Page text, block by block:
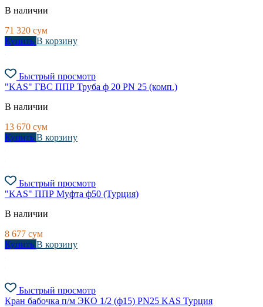
В наличии
71 320 сум
Купить В корзину
Быстрый просмотр
"KAS" ГВС ППР Труба ф 20 PN 25 (комп.)
В наличии
13 670 сум
Купить В корзину
Быстрый просмотр
"KAS" ППР Муфта ф50 (Турция)
В наличии
8 677 сум
Купить В корзину
Быстрый просмотр
Кран бабочка п/м ЭКО 1/2 (ф15) PN25 KAS Турция